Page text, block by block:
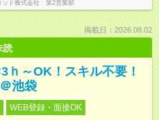
ッド株式会社 第2営業部
掲載日：2026.08.02
読
ｈ～OK！スキル不要！
池袋
WEB登録・面接OK